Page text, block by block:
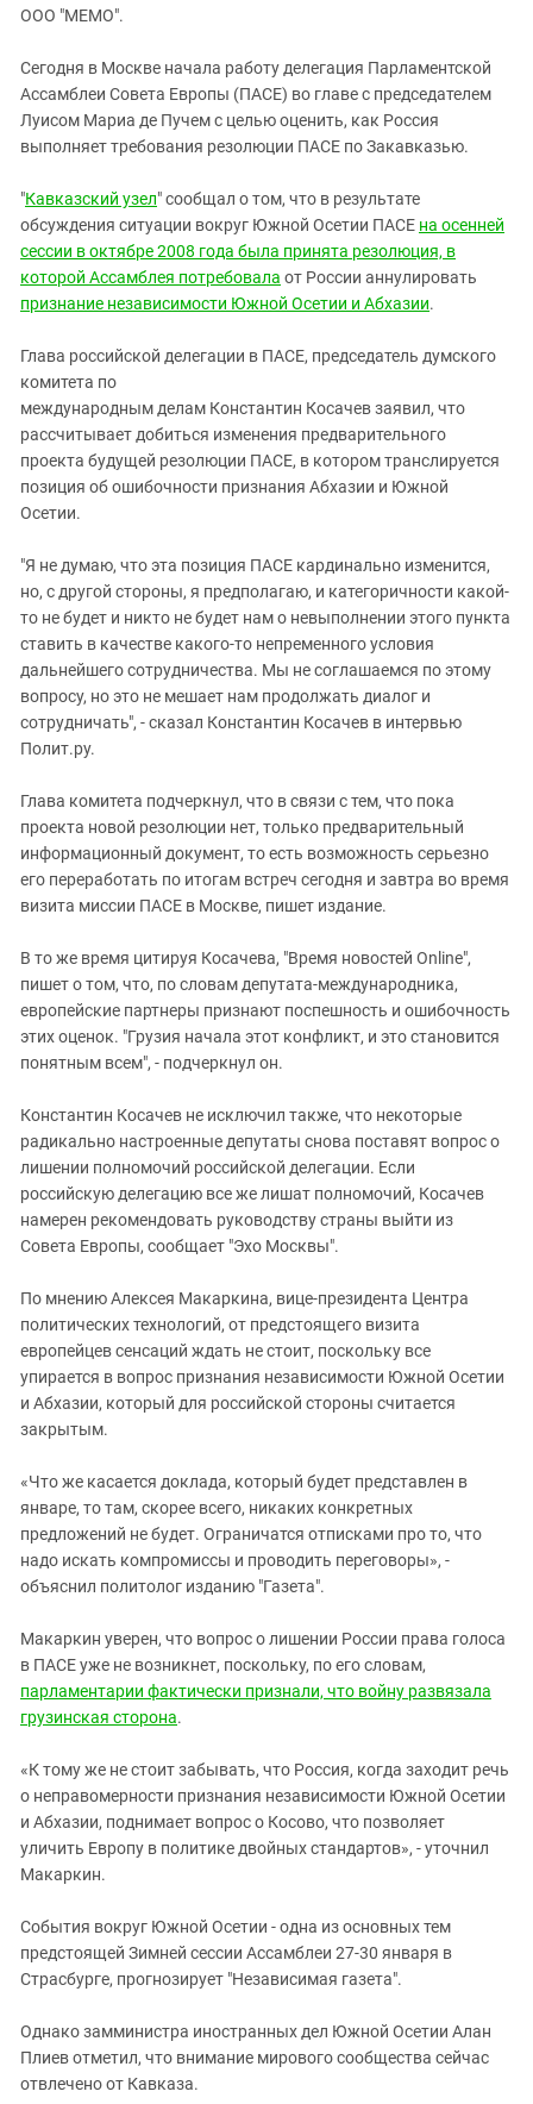
ИНАКОМЫСЛИЕ В ЧЕЧНЕ
ПРЕСЛЕДОВАНИЕ АКТИВИСТОВ
МОБИЛИЗАЦИЯ И ПРОТЕСТЫ
Дагестан
Кабардино-Балкария
Калмыкия
Краснодарский край
Нагорный Карабах
Российская Федерация
Ростовская область
Северная Осетия - Алания
СКФО
Ставропольский край
Чечня
Южная Осетия
ЮФО
ООО "МЕМО".
Сегодня в Москве начала работу делегация Парламентской
Ассамблеи Совета Европы (ПАСЕ) во главе с председателем
Луисом Мариа де Пучем с целью оценить, как Россия
выполняет требования резолюции ПАСЕ по Закавказью.
"Кавказский узел" сообщал о том, что в результате
обсуждения ситуации вокруг Южной Осетии ПАСЕ на осенней
сессии в октябре 2008 года была принята резолюция, в
которой Ассамблея потребовала от России аннулировать
признание независимости Южной Осетии и Абхазии.
Глава российской делегации в ПАСЕ, председатель думского
комитета по
международным делам Константин Косачев заявил, что
рассчитывает добиться изменения предварительного
проекта будущей резолюции ПАСЕ, в котором транслируется
позиция об ошибочности признания Абхазии и Южной
Осетии.
"Я не думаю, что эта позиция ПАСЕ кардинально изменится,
но, с другой стороны, я предполагаю, и категоричности какой-
то не будет и никто не будет нам о невыполнении этого пункта
ставить в качестве какого-то непременного условия
дальнейшего сотрудничества. Мы не соглашаемся по этому
вопросу, но это не мешает нам продолжать диалог и
сотрудничать", - сказал Константин Косачев в интервью
Полит.ру.
Глава комитета подчеркнул, что в связи с тем, что пока
проекта новой резолюции нет, только предварительный
информационный документ, то есть возможность серьезно
его переработать по итогам встреч сегодня и завтра во время
визита миссии ПАСЕ в Москве, пишет издание.
В то же время цитируя Косачева, "Время новостей Online",
пишет о том, что, по словам депутата-международника,
европейские партнеры признают поспешность и ошибочность
этих оценок. "Грузия начала этот конфликт, и это становится
понятным всем", - подчеркнул он.
Константин Косачев не исключил также, что некоторые
радикально настроенные депутаты снова поставят вопрос о
лишении полномочий российской делегации. Если
российскую делегацию все же лишат полномочий, Косачев
намерен рекомендовать руководству страны выйти из
Совета Европы, сообщает "Эхо Москвы".
По мнению Алексея Макаркина, вице-президента Центра
политических технологий, от предстоящего визита
европейцев сенсаций ждать не стоит, поскольку все
упирается в вопрос признания независимости Южной Осетии
и Абхазии, который для российской стороны считается
закрытым.
«Что же касается доклада, который будет представлен в
январе, то там, скорее всего, никаких конкретных
предложений не будет. Ограничатся отписками про то, что
надо искать компромиссы и проводить переговоры», -
объяснил политолог изданию "Газета".
Макаркин уверен, что вопрос о лишении России права голоса
в ПАСЕ уже не возникнет, поскольку, по его словам,
парламентарии фактически признали, что войну развязала
грузинская сторона.
«К тому же не стоит забывать, что Россия, когда заходит речь
о неправомерности признания независимости Южной Осетии
и Абхазии, поднимает вопрос о Косово, что позволяет
уличить Европу в политике двойных стандартов», - уточнил
Макаркин.
События вокруг Южной Осетии - одна из основных тем
предстоящей Зимней сессии Ассамблеи 27-30 января в
Страсбурге, прогнозирует "Независимая газета".
Однако замминистра иностранных дел Южной Осетии Алан
Плиев отметил, что внимание мирового сообщества сейчас
отвлечено от Кавказа.